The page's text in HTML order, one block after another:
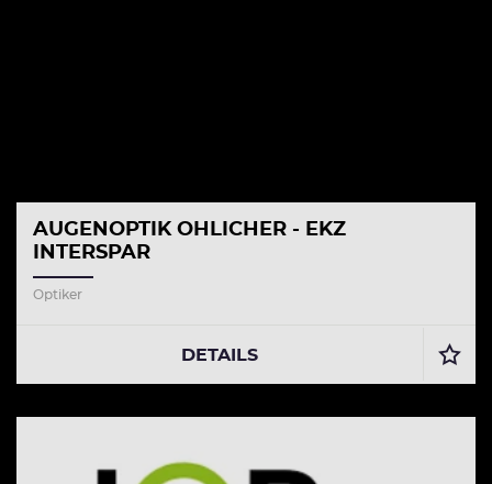
AUGENOPTIK OHLICHER - EKZ
INTERSPAR
Optiker
DETAILS